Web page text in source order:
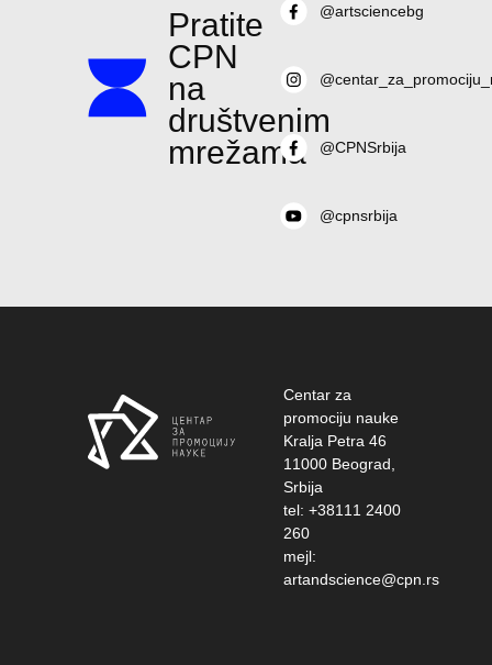
Pratite
CPN
na
društvenim
mrežama
@artsciencebg
@CPNSrbija
@cpnsrbija
Centar za
promociju nauke
Kralja Petra 46
11000 Beograd,
Srbija
tel: +38111 2400
260
mejl:
artandscience@cpn.rs